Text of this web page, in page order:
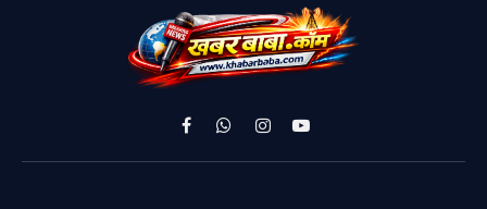
FacebookWhatsApp
InstagramYouTube